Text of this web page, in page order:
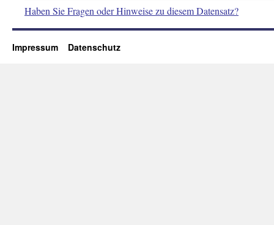
Haben Sie Fragen oder Hinweise zu diesem Datensatz?
Impressum Datenschutz